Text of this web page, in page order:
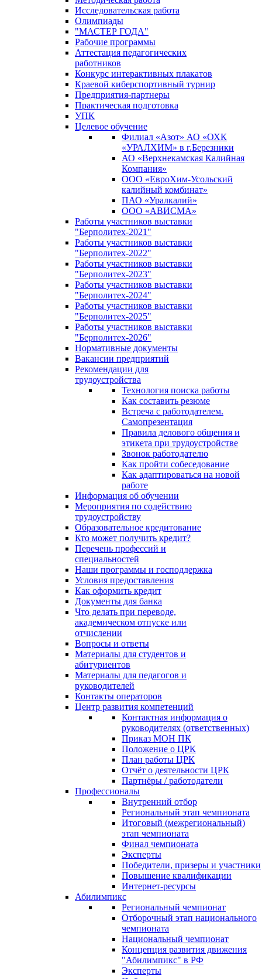
Исследовательская работа
Олимпиады
"МАСТЕР ГОДА"
Рабочие программы
Аттестация педагогических
работников
Конкурс интерактивных плакатов
Краевой киберспортивный турнир
Предприятия-партнеры
Практическая подготовка
УПК
Целевое обучение
Филиал «Азот» АО «ОХК
«УРАЛХИМ» в г.Березники
АО «Верхнекамская Калийная
Компания»
ООО «ЕвроХим-Усольский
калийный комбинат»
ПАО «Уралкалий»
ООО «АВИСМА»
Работы участников выставки
"Берполитех-2021"
Работы участников выставки
"Берполитех-2022"
Работы участников выставки
"Берполитех-2023"
Работы участников выставки
"Берполитех-2024"
Работы участников выставки
"Берполитех-2025"
Работы участников выставки
"Берполитех-2026"
Нормативные документы
Вакансии предприятий
Рекомендации для
трудоустройства
Технология поиска работы
Как составить резюме
Встреча с работодателем.
Самопрезентация
Правила делового общения и
этикета при трудоустройстве
Звонок работодателю
Как пройти собеседование
Как адаптироваться на новой
работе
Информация об обучении
Мероприятия по содействию
трудоустройству
Образовательное кредитование
Кто может получить кредит?
Перечень профессий и
специальностей
Наши программы и господдержка
Условия предоставления
Как оформить кредит
Документы для банка
Что делать при переводе,
академическом отпуске или
отчислении
Вопросы и ответы
Материалы для студентов и
абитуриентов
Материалы для педагогов и
руководителей
Контакты операторов
Центр развития компетенций
Контактная информация о
руководителях (ответственных)
Приказ МОН ПК
Положение о ЦРК
План работы ЦРК
Отчёт о деятельности ЦРК
Партнёры / работодатели
Профессионалы
Внутренний отбор
Региональный этап чемпионата
Итоговый (межрегиональный)
этап чемпионата
Финал чемпионата
Эксперты
Победители, призеры и участники
Повышение квалификации
Интернет-ресурсы
Абилимпикс
Региональный чемпионат
Отборочный этап национального
чемпионата
Национальный чемпионат
Концепция развития движения
"Абилимпикс" в РФ
Эксперты